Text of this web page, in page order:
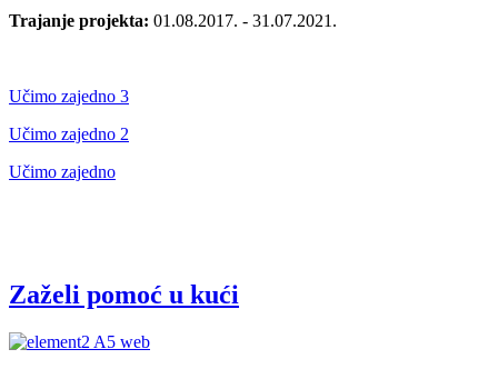
Trajanje projekta: 01.08.2017. - 31.07.2021.
Učimo zajedno 3
Učimo zajedno 2
Učimo zajedno
Zaželi pomoć u kući